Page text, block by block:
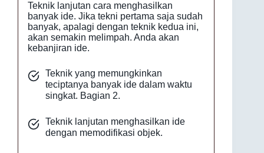
Teknik lanjutan cara menghasilkan
banyak ide. Jika tekni pertama saja sudah
banyak, apalagi dengan teknik kedua ini,
akan semakin melimpah. Anda akan
kebanjiran ide.
Teknik yang memungkinkan
teciptanya banyak ide dalam waktu
singkat. Bagian 2.
Teknik lanjutan menghasilkan ide
dengan memodifikasi objek.